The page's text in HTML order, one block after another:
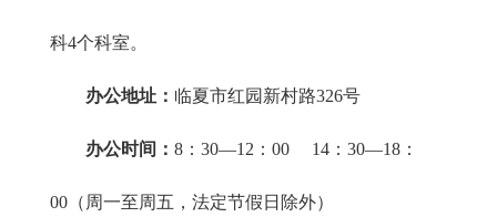
科4个科室。
办公地址： 临夏市红园新村路326号
办公时间： 8：30—12：00 14：30—18：
00（周一至周五，法定节假日除外）